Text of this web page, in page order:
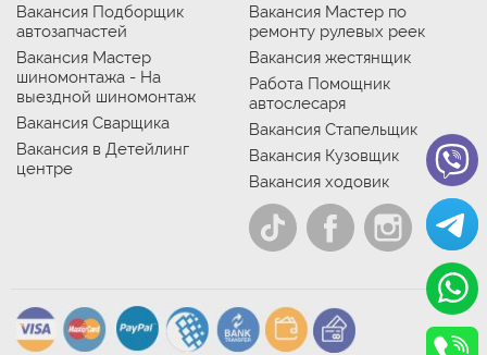
Вакансия Подборщик
автозапчастей
Вакансия Мастер
шиномонтажа - На
выездной шиномонтаж
Вакансия Сварщика
Вакансия в Детейлинг
центре
Вакансия Мастер по
ремонту рулевых реек
Вакансия жестянщик
Работа Помощник
автослесаря
Вакансия Стапельщик
Вакансия Кузовщик
Вакансия ходовик